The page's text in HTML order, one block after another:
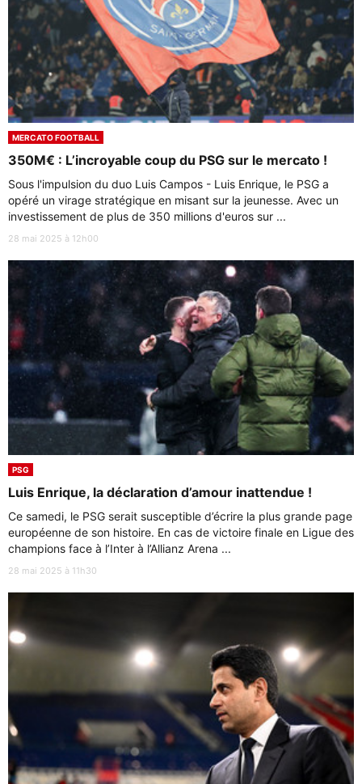
MERCATO FOOTBALL
350M€ : L’incroyable coup du PSG sur le mercato !
Sous l'impulsion du duo Luis Campos - Luis Enrique, le PSG a
opéré un virage stratégique en misant sur la jeunesse. Avec un
investissement de plus de 350 millions d'euros sur ...
28 mai 2025 à 12h00
PSG
Luis Enrique, la déclaration d’amour inattendue !
Ce samedi, le PSG serait susceptible d’écrire la plus grande page
européenne de son histoire. En cas de victoire finale en Ligue des
champions face à l’Inter à l’Allianz Arena ...
28 mai 2025 à 11h30